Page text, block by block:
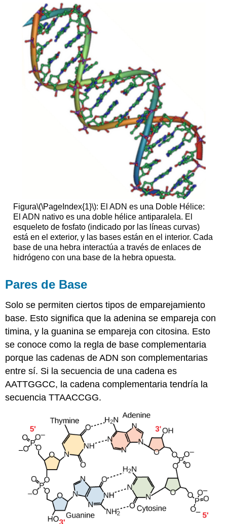
Figura\(\PageIndex{1}\): El ADN es una Doble Hélice:
El ADN nativo es una doble hélice antiparalela. El
esqueleto de fosfato (indicado por las líneas curvas)
está en el exterior, y las bases están en el interior. Cada
base de una hebra interactúa a través de enlaces de
hidrógeno con una base de la hebra opuesta.
Pares de Base
Solo se permiten ciertos tipos de emparejamiento
base. Esto significa que la adenina se empareja con
timina, y la guanina se empareja con citosina. Esto
se conoce como la regla de base complementaria
porque las cadenas de ADN son complementarias
entre sí. Si la secuencia de una cadena es
AATTGGCC, la cadena complementaria tendría la
secuencia TTAACCGG.